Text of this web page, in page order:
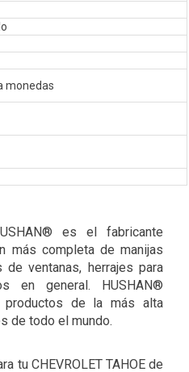
monedas
es el fabricante
más completa de manijas
de ventanas, herrajes para
en general. HUSHAN®
productos de la más alta
de todo el mundo.
tu CHEVROLET TAHOE de